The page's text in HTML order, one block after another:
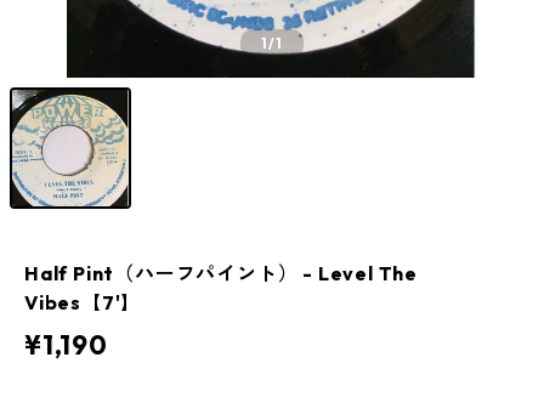
1/1
Half Pint（ハーフパイント） - Level The
Vibes【7'】
¥1,190